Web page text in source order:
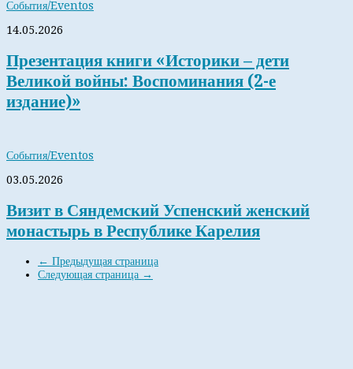
События/Eventos
14.05.2026
Презентация книги «Историки – дети
Великой войны: Воспоминания (2-е
издание)»
События/Eventos
03.05.2026
Визит в Сяндемский Успенский женский
монастырь в Республике Карелия
← Предыдущая страница
Следующая страница →